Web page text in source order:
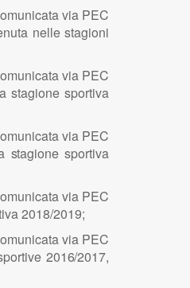
icata via PEC
nuta nelle stagioni
icata via PEC
astagione sportiva
icata via PEC
stagione sportiva
icata via PEC
iva2018/2019;
icata via PEC
ortive 2016/2017,